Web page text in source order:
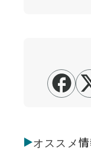
オススメ情